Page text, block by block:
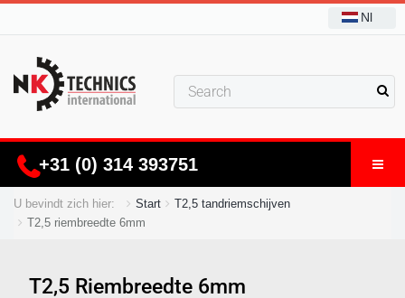
Nl
+31 (0) 314 393751
U bevindt zich hier: Start
T2,5 tandriemschijven
T2,5 riembreedte 6mm
T2,5 Riembreedte 6mm